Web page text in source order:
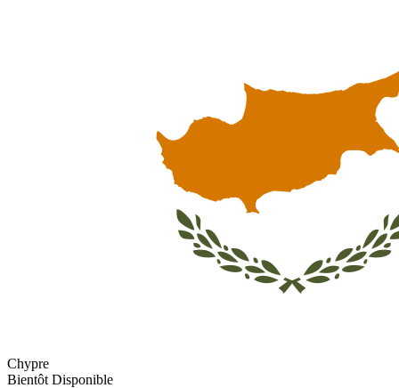
Chypre
Bientôt Disponible